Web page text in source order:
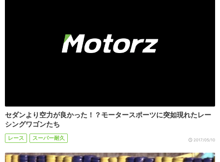
セダンより空力が良かった！？モータースポーツに突如現れたレー
シングワゴンたち
レース スーパー耐久 2017/05/10